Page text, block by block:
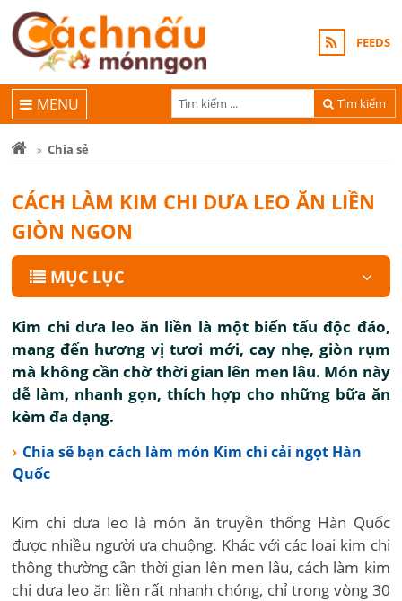
FEEDS
Tìm kiếm
MENU
Chia sẻ
CÁCH LÀM KIM CHI DƯA LEO ĂN LIỀN
GIÒN NGON
MỤC LỤC
Kim chi dưa leo ăn liền là một biến tấu độc đáo,
mang đến hương vị tươi mới, cay nhẹ, giòn rụm
mà không cần chờ thời gian lên men lâu. Món này
dễ làm, nhanh gọn, thích hợp cho những bữa ăn
kèm đa dạng.
Chia sẽ bạn cách làm món Kim chi cải ngọt Hàn
Quốc
Kim chi dưa leo là món ăn truyền thống Hàn Quốc
được nhiều người ưa chuộng. Khác với các loại kim chi
thông thường cần thời gian lên men lâu, cách làm kim
chi dưa leo ăn liền rất nhanh chóng, chỉ trong vòng 30